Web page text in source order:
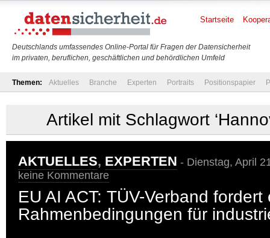
Deutschlands umfassendes Online-Portal für Fragen der Datensicherheit
im privaten, beruflichen, geschäftlichen und behördlichen Umfeld
Startseite
Themen: Aktuelles Branche Experten Portraits Positionspapier
Artikel mit Schlagwort
AKTUELLES, EXPERTEN - Dienstag, April
keine Kommentare
EU AI ACT: TÜV-Verband
Rahmenbedingungen für